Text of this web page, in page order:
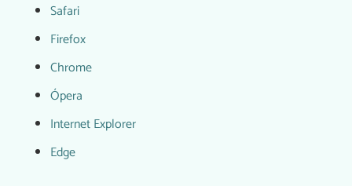
Safari
Firefox
Chrome
Ópera
Internet Explorer
Edge